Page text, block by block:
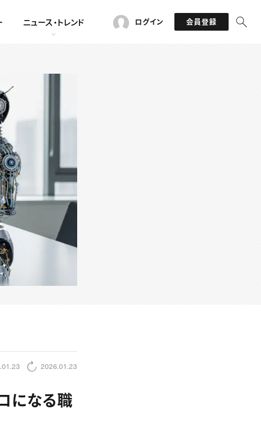
ニュース・トレンド ログイン 会員登録
2026.01.23
になる職